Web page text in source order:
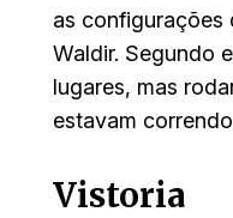
as configurações
Waldir. Segundo
lugares, mas
estavam
Vistoria